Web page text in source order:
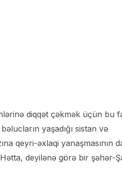
diqqət çəkmək üçün bu
yaşadığı sistan və
qeyri-əxlaqi yanaşmasının
deyilənə görə bir şəhər-